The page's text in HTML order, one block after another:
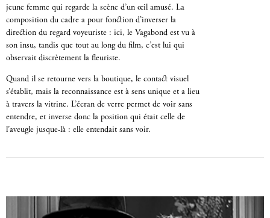
jeune femme qui regarde la scène d’un œil amusé. La
composition du cadre a pour fonction d’inverser la
direction du regard voyeuriste : ici, le Vagabond est vu à
son insu, tandis que tout au long du film, c’est lui qui
observait discrètement la fleuriste.
Quand il se retourne vers la boutique, le contact visuel
s’établit, mais la reconnaissance est à sens unique et a lieu
à travers la vitrine. L’écran de verre permet de voir sans
entendre, et inverse donc la position qui était celle de
l’aveugle jusque-là : elle entendait sans voir.